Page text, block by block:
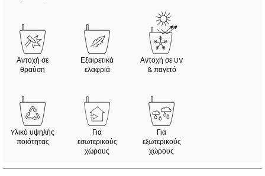
Αντοχή σε
θραύση
Εξαιρετικά
ελαφριά
Αντοχή σε UV
& παγετό
Yλικό υψηλής
ποιότητας
Για
εσωτερικούς
χώρους
Για
εξωτερικούς
χώρους